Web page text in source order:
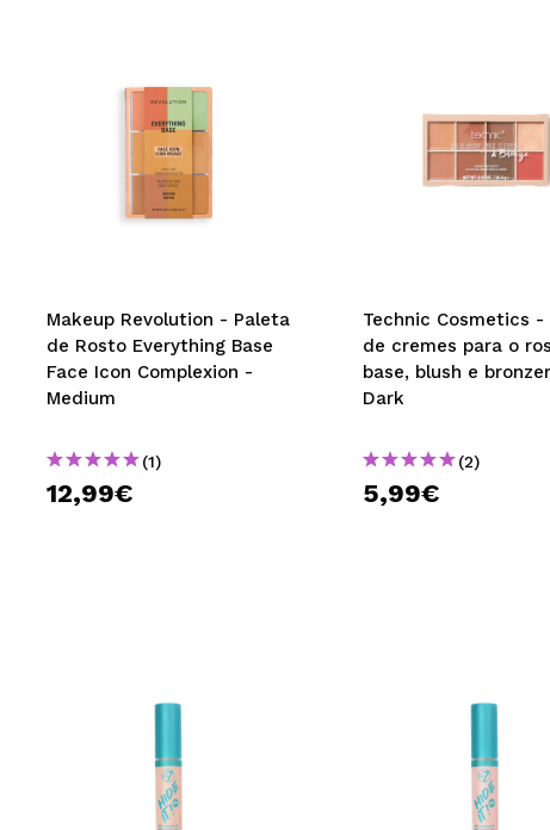
Makeup Revolution - Paleta
de Rosto Everything Base
Face Icon Complexion -
Medium
(1)
12,99€
Technic Cosmetics -
de cremes para o
base, blush e
Dark
(2)
5,99€